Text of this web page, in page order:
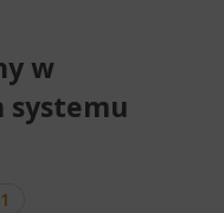
w
systemu